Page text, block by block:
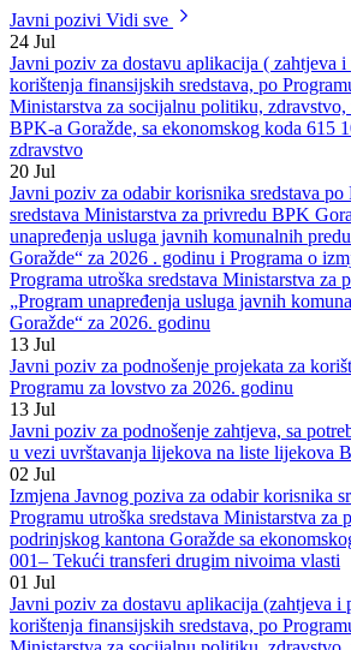
2010.godinu
|
DOC
Javni poziviVidi sve
24 Jul
Javni poziv za dostavu aplikacija ( zahtjeva
korištenja finansijskih sredstava, po
Ministarstva za socijalnu politiku, zdravstvo,
BPK-a Goražde, sa ekonomskog koda 615
zdravstvo
20 Jul
Javni poziv za odabir korisnika sredstava po
sredstava Ministarstva za privredu BPK
unapređenja usluga javnih komunalnih
Goražde“ za 2026 . godinu i Programa o
Programa utroška sredstava Ministarstva za
„Program unapređenja usluga javnih
Goražde“ za 2026. godinu
13 Jul
Javni poziv za podnošenje projekata za
Programu za lovstvo za 2026. godinu
13 Jul
Javni poziv za podnošenje zahtjeva, sa
u vezi uvrštavanja lijekova na liste lijekova
02 Jul
Izmjena Javnog poziva za odabir korisnika
Programu utroška sredstava Ministarstva za
podrinjskog kantona Goražde sa
001– Tekući transferi drugim nivoima vlasti